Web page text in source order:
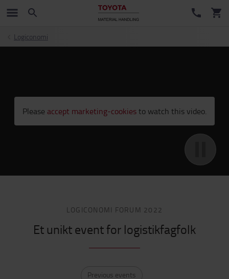
Logiconomi
Please accept marketing-cookiesto watch this video.
LOGICONOMI FORUM 2022
Et unikt event for logistikfagfolk
Previous events